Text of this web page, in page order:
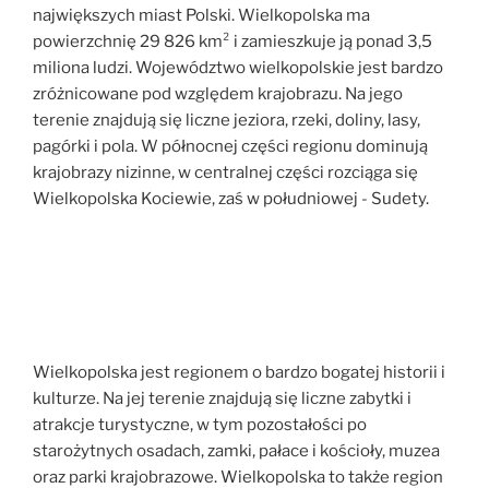
największych miast Polski. Wielkopolska ma
powierzchnię 29 826 km² i zamieszkuje ją ponad 3,5
miliona ludzi. Województwo wielkopolskie jest bardzo
zróżnicowane pod względem krajobrazu. Na jego
terenie znajdują się liczne jeziora, rzeki, doliny, lasy,
pagórki i pola. W północnej części regionu dominują
krajobrazy nizinne, w centralnej części rozciąga się
Wielkopolska Kociewie, zaś w południowej - Sudety.
Wielkopolska jest regionem o bardzo bogatej historii i
kulturze. Na jej terenie znajdują się liczne zabytki i
atrakcje turystyczne, w tym pozostałości po
starożytnych osadach, zamki, pałace i kościoły, muzea
oraz parki krajobrazowe. Wielkopolska to także region